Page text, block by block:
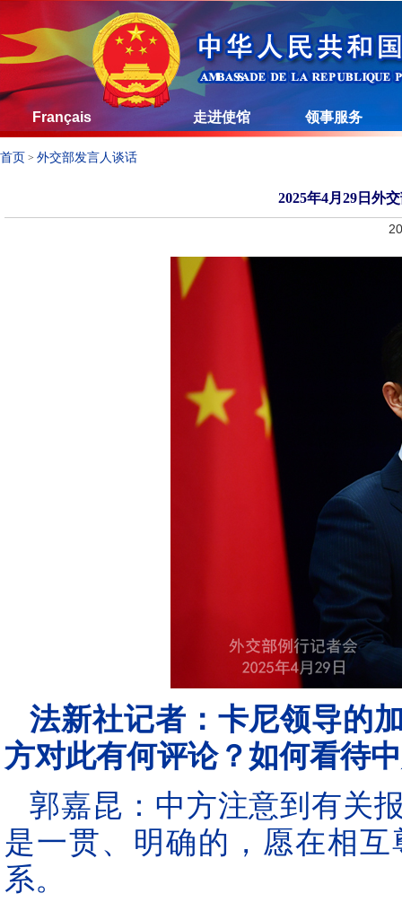
Français 走进使馆 领事服务
首页 > 外交部发言人谈话
2025年4月29日外
法新社记者：卡尼领导的
方对此有何评论？如何看待
郭嘉昆：中方注意到有关
是一贯、明确的，愿在相
系。